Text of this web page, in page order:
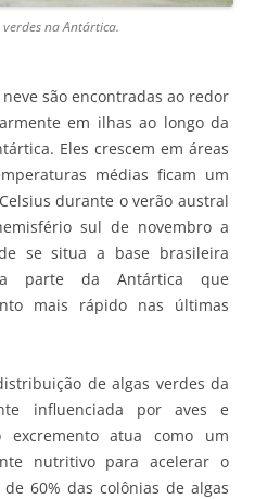
na Antártica.
são encontradas ao redor
em ilhas ao longo da
Eles crescem em áreas
médias ficam um
durante o verão austral
sul de novembro a
se situa a base brasileira
a parte da Antártica que
mais rápido nas últimas
de algas verdes da
influenciada por aves e
excremento atua como um
nutritivo para acelerar o
60% das colônias de algas